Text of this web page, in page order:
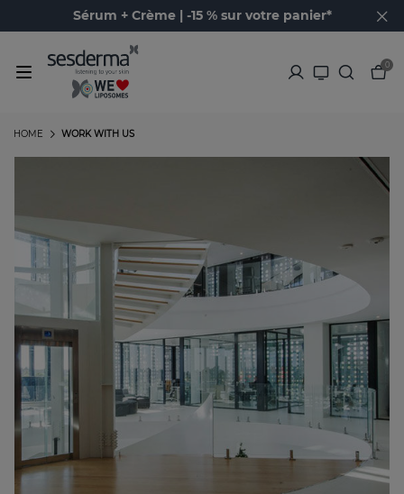
Sérum + Crème | -15 % sur votre panier*
0
WORK WITH US
HOME